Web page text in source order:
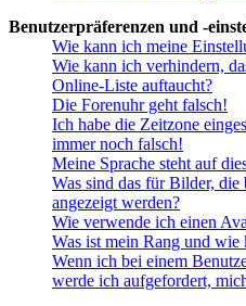
Benutzerpräferenzen und -
Wie kann ich meine
Wie kann ich verhindern,
Online-Liste auftaucht?
Die Forenuhr geht falsch!
Ich habe die Zeitzone
immer noch falsch!
Meine Sprache steht auf
Was sind das für Bilder, die
angezeigt werden?
Wie verwende ich einen
Was ist mein Rang und wie
Wenn ich bei einem
werde ich aufgefordert,